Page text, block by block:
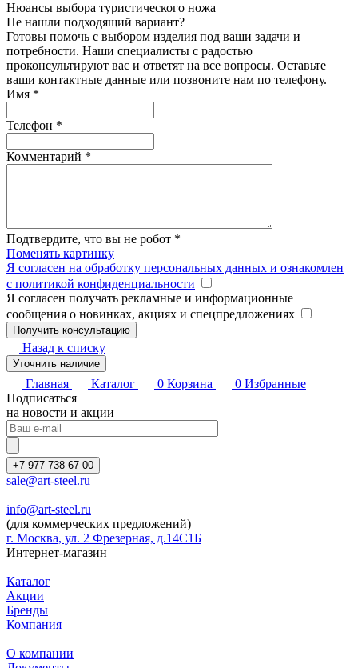
Нюансы выбора туристического ножа
Не нашли подходящий вариант?
Готовы помочь с выбором изделия под ваши задачи и
потребности. Наши специалисты с радостью
проконсультируют вас и ответят на все вопросы. Оставьте
ваши контактные данные или позвоните нам по телефону.
Имя *
Телефон *
Комментарий *
Подтвердите, что вы не робот *
Поменять картинку
Я согласен на обработку персональных данных и ознакомлен
с политикой конфиденциальности
Я согласен получать рекламные и информационные
сообщения о новинках, акциях и спецпредложениях
Назад к списку
Уточнить наличие
Главная Каталог 0 Корзина 0 Избранные
Подписаться
на новости и акции
+7 977 738 67 00
sale@art-steel.ru
info@art-steel.ru
(для коммерческих предложений)
г. Москва, ул. 2 Фрезерная, д.14С1Б
Интернет-магазин
Каталог
Акции
Бренды
Компания
О компании